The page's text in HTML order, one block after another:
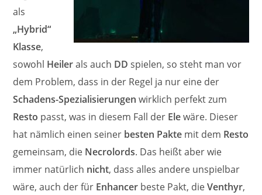
als
„Hybrid“
Klasse,
sowohl Heilerals auch DD spielen, so steht man vor
dem Problem, dass in der Regel ja nur eine der
Schadens-Spezialisierungen wirklich perfekt zum
Resto passt, was in diesem Fall der Elewäre. Dieser
hat nämlich einen seiner besten Pakte mit dem Resto
gemeinsam, die Necrolords. Das heißt aber wie
immer natürlich nicht, dass alles andere unspielbar
wäre, auch der für Enhancer beste Pakt, dieVenthyr,